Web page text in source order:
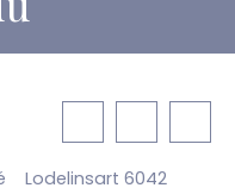
Lodelinsart 6042